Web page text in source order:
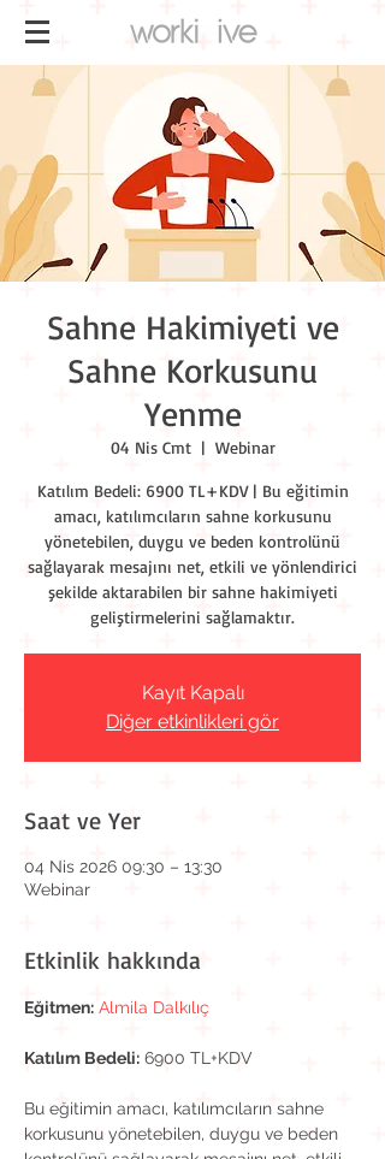
Sahne Hakimiyeti ve
Sahne Korkusunu
Yenme
04 Nis Cmt
  |
Webinar
Katılım Bedeli: 6900 TL+KDV | Bu eğitimin
amacı, katılımcıların sahne korkusunu
yönetebilen, duygu ve beden kontrolünü
sağlayarak mesajını net, etkili ve yönlendirici
şekilde aktarabilen bir sahne hakimiyeti
geliştirmelerini sağlamaktır.
Kayıt Kapalı
Diğer etkinlikleri gör
Saat ve Yer
04 Nis 2026 09:30 – 13:30
Webinar
Etkinlik hakkında
Eğitmen: Almila Dalkılıç
Katılım Bedeli: 6900 TL+KDV
Bu eğitimin amacı, katılımcıların sahne
korkusunu yönetebilen, duygu ve beden